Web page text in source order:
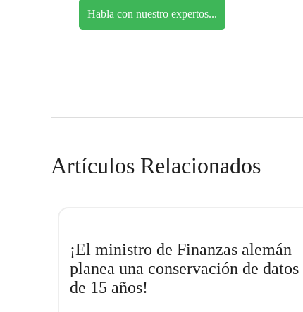
Habla con nuestro expertos...
Artículos Relacionados
¡El ministro de Finanzas alemán
planea una conservación de datos
de 15 años!